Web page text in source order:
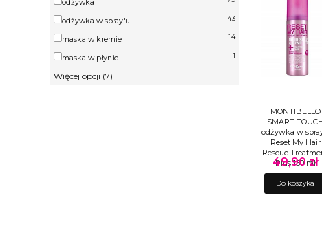
odżywka
odżywka w spray'u 43
maska w kremie 14
maska w płynie 1
Więcej opcji (7)
MONTIBELLO
SMART
odżywka w
Reset My Hair
Rescue
Plus 150 ml
Cena
49,90 zł
Do koszyka